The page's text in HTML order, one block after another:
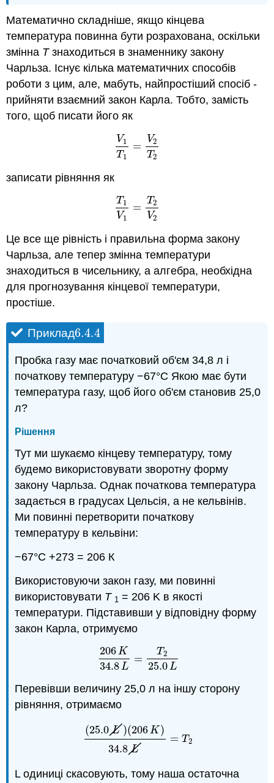
Математично складніше, якщо кінцева
температура повинна бути розрахована, оскільки
змінна Tзнаходиться в знаменнику закону
Чарльза. Існує кілька математичних способів
роботи з цим, але, мабуть, найпростіший спосіб -
прийняти взаємний закон Карла. Тобто, замість
того, щоб писати його як
V1
T1
=
V2
T2
V1T1=V2
записати рівняння як
T1
V1
=
T2
V2
T1V1=T2
Це все ще рівність і правильна форма закону
Чарльза, але тепер змінна температури
знаходиться в чисельнику, а алгебра, необхідна
для прогнозування кінцевої температури,
простіше.
Приклад6.4.4
6.4.4
Пробка газу має початковий об'єм 34,8 л і
початкову температуру −67°С Якою має бути
температура газу, щоб його об'єм становив 25,0
л?
Рішення
Тут ми шукаємо кінцеву температуру, тому
будемо використовувати зворотну форму
закону Чарльза. Однак початкова температура
задається в градусах Цельсія, а не кельвінів.
Ми повинні перетворити початкову
температуру в кельвіни:
−67°C +273 = 206 К
Використовуючи закон газу, ми повинні
використовувати T 1 = 206 K в якості
температури. Підставивши у відповідну форму
закон Карла, отримуємо
206 K
34.8L
=
T2
25.0 L
206K34.8 L=T225.0
Перевівши величину 25,0 л на іншу сторону
рівняння, отримаємо
(25.0 L )(206K)
34.8 L
= T2
(25.0L)(206K)34.8L =T
L одиниці скасовують, тому наша остаточна